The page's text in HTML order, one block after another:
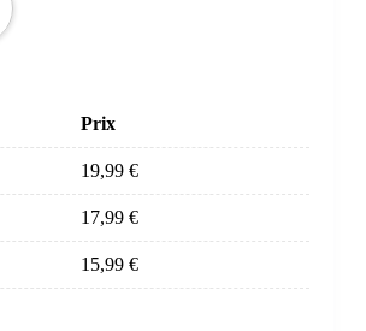
Prix
19,99 €
17,99 €
15,99 €